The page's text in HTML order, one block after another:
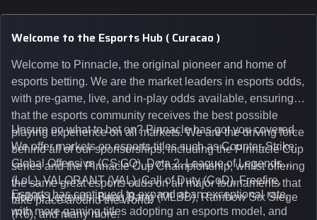
Welcome to the Esports Hub ( Curacao )
Welcome to Pinnacle, the original pioneer and home of
esports betting. We are the market leaders in esports odds,
with pre-game, live, and in-play odds available, ensuring
that the esports community receives the best possible
playing experience on all markets. We are the driving force
behind all of our sponsorships, including the Pinnacle Cup
series and the Pinnacle Cup Championship, whilst offering
the same great esports odds on all major tournaments that
take place around the world.
Unsure on what to bet on? Pinnacle has got you covered.
We offer markets on esports titles such as Counter-Strike:
Global Offensive (CS:GO), Dota 2, League of Legends
(LoL), VALORANT (VAL), Call of Duty (CoD), Freefire,
Mobile Legends: Bang Bang (MLBB), Rainbow Six Siege
(R6), and many more.
Esports has continued to expand at an exceptional rate,
with more gaming titles adopting an esports model, and